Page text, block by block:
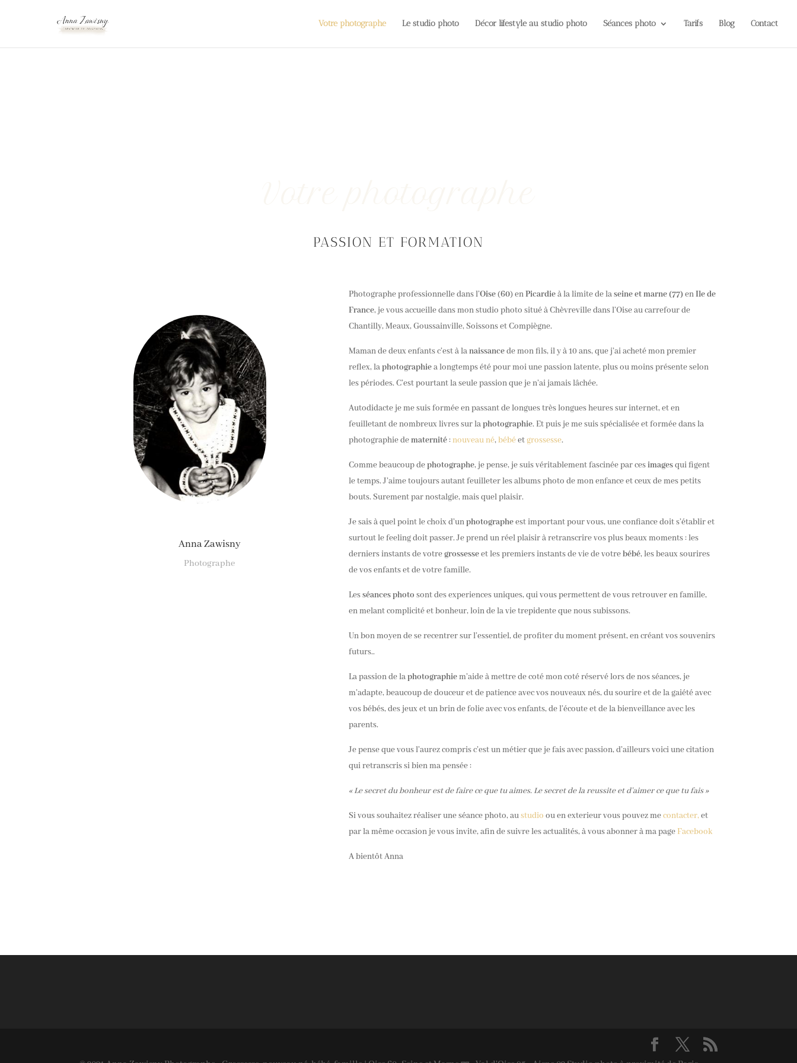
Votre photographe Le studio photo Décor lifestyle au studio photo Séances photo Tarifs Blog Contact
Votre photographe
PASSION ET FORMATION
Anna Zawisny
Photographe
Photographe professionnelle dans l’Oise(60) enPicardieà la limite de laseine et marne (77)enIle de
France, je vous accueille dans mon studio photo situé à Chèvreville dans l’Oise au carrefour de
Chantilly, Meaux, Goussainville, Soissons et Compiègne.
Maman de deux enfants c’est à lanaissancede mon fils, il y à 10 ans, que j’ai acheté mon premier
reflex, laphotographiea longtemps été pour moi une passion latente, plus ou moins présente selon
les périodes. C’est pourtant la seule passion que je n’ai jamais lâchée.
Autodidacte je me suis formée en passant de longues très longues heures sur internet, et en
feuilletant de nombreux livres sur laphotographie. Et puis je me suis spécialisée et formée dans la
photographie dematernité :nouveau né,bébéetgrossesse.
Comme beaucoup dephotographe, je pense, je suis véritablement fascinée par cesimagesqui figent
le temps. J’aime toujours autant feuilleter les albums photo de mon enfance et ceux de mes petits
bouts. Surement par nostalgie, mais quel plaisir.
Je sais à quel point le choix d’unphotographeest important pour vous, une confiance doit s’établir et
surtout le feeling doit passer. Je prend un réel plaisir à retranscrire vos plus beaux moments : les
derniers instants de votregrossesseet les premiers instants de vie de votrebébé, les beaux sourires
de vos enfants et de votre famille.
Lesséances photo sont des experiences uniques, qui vous permettent de vous retrouver en famille,
en melant complicité et bonheur, loin de la vie trepidente que nous subissons.
Un bon moyen de se recentrer sur l’essentiel, de profiter du moment présent, en créant vos souvenirs
futurs..
La passion de laphotographiem’aide à mettre de coté mon coté réservé lors de nos séances, je
m’adapte, beaucoup de douceur et de patience avec vos nouveaux nés, du sourire et de la gaiété avec
vos bébés, des jeux et un brin de folie avec vos enfants, de l’écoute et de la bienveillance avec les
parents.
Je pense que vous l’aurez compris c’est un métier que je fais avec passion, d’ailleurs voici une citation
qui retranscris si bien ma pensée :
« Le secret du bonheur est de faire ce que tu aimes. Le secret de la reussite et d’aimer ce que tu fais »
Si vous souhaitez réaliser une séance photo, austudio ou en exterieur vous pouvez mecontacter,et
par la même occasion je vous invite, afin de suivre les actualités, à vous abonner à ma pageFacebook
A bientôt Anna